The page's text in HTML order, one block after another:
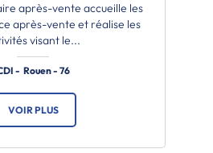
après-vente accueille les
après-vente et réalise les
visant le...
- Rouen - 76
VOIR PLUS